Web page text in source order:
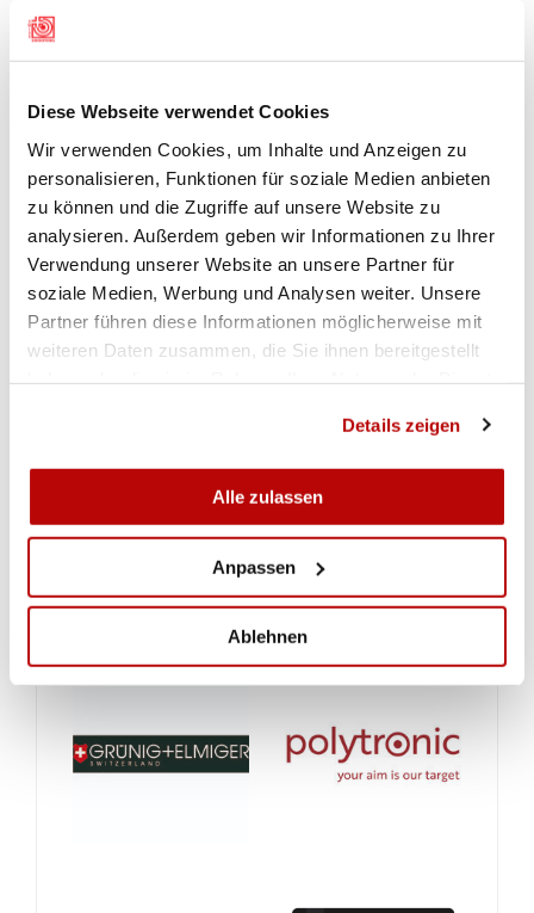
Diese Webseite verwendet Cookies
Wir verwenden Cookies, um Inhalte und Anzeigen zu
personalisieren, Funktionen für soziale Medien anbieten
zu können und die Zugriffe auf unsere Website zu
analysieren. Außerdem geben wir Informationen zu Ihrer
Verwendung unserer Website an unsere Partner für
soziale Medien, Werbung und Analysen weiter. Unsere
Partner führen diese Informationen möglicherweise mit
weiteren Daten zusammen, die Sie ihnen bereitgestellt
Details zeigen
Alle zulassen
Anpassen
Ablehnen
SGM-G50 Elite 3. Runde